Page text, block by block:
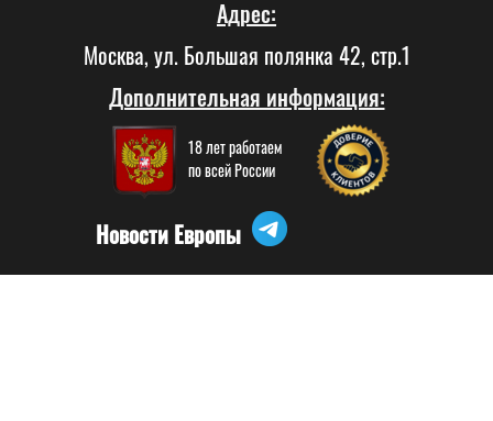
Адрес:
Москва, ул. Большая полянка 42, стр.1
Дополнительная информация:
18 лет работаем
по всей России
Новости Европы